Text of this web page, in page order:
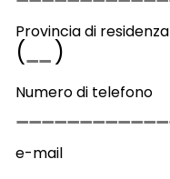
Provincia di residenza
( )
Numero di telefono
e-mail